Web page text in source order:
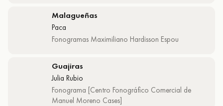
Malagueñas
Paca
Fonogramas Maximiliano Hardisson Espou
Guajiras
Julia Rubio
Fonograma [Centro Fonográfico Comercial de
Manuel Moreno Cases]